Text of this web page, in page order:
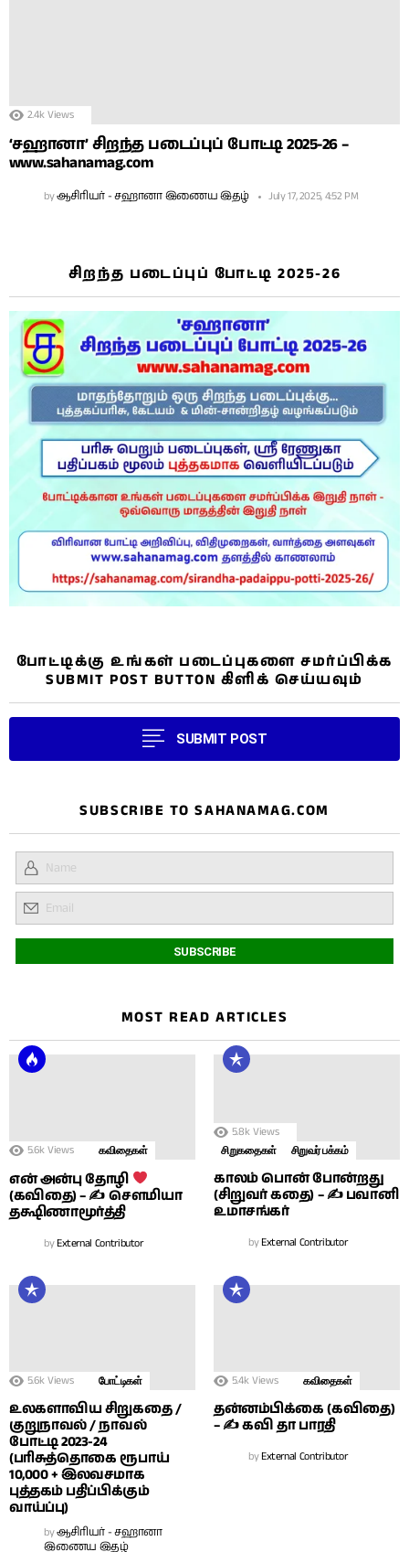
2.4k Views
‘சஹானா’ சிறந்த படைப்புப் போட்டி 2025-26 –
www.sahanamag.com
byஆசிரியர் - சஹானா இணைய இதழ் July 17, 2025, 4:52 PM
சிறந்த படைப்புப் போட்டி 2025-26
போட்டிக்கு உங்கள் படைப்புகளை சமர்ப்பிக்க
SUBMIT POST BUTTON கிளிக் செய்யவும்
SUBMIT POST
SUBSCRIBE TO SAHANAMAG.COM
MOST READ ARTICLES
5.6k Views கவிதைகள்
என் அன்பு தோழி
(கவிதை) – ✍ சௌமியா
தக்ஷிணாமூர்த்தி
byExternal Contributor
5.8k Views
சிறுகதைகள் சிறுவர் பக்கம்
காலம் பொன் போன்றது
(சிறுவர் கதை) – ✍ பவானி
உமாசங்கர்
byExternal Contributor
5.6k Views போட்டிகள்
உலகளாவிய சிறுகதை /
குறுநாவல் / நாவல்
போட்டி 2023-24
(பரிசுத்தொகை ரூபாய்
10,000 + இலவசமாக
புத்தகம் பதிப்பிக்கும்
வாய்ப்பு)
byஆசிரியர் - சஹானா
இணைய இதழ்
5.4k Views கவிதைகள்
தன்னம்பிக்கை (கவிதை)
– ✍ கவி தா பாரதி
byExternal Contributor